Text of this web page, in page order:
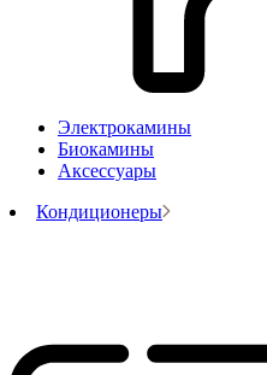
Электрокамины
Биокамины
Аксессуары
Кондиционеры